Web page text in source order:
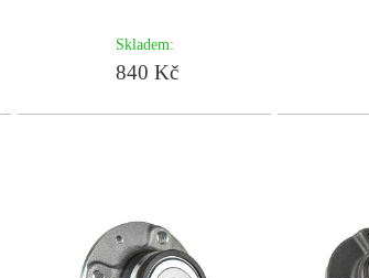
Skladem:
840 Kč